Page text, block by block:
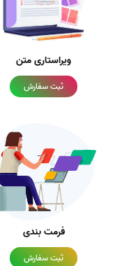
ویراستاری متن
ثبت سفارش
فرمت بندی
ثبت سفارش